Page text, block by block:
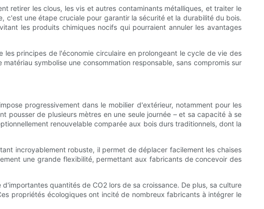
retirer les clous, les vis et autres contaminants métalliques, et traiter le
c'est une étape cruciale pour garantir la sécurité et la durabilité du bois.
les produits chimiques nocifs qui pourraient annuler les avantages
principes de l'économie circulaire en prolongeant le cycle de vie des
symbolise une consommation responsable, sans compromis sur
progressivement dans le mobilier d'extérieur, notamment pour les
pousser de plusieurs mètres en une seule journée – et sa capacité à se
renouvelable comparée aux bois durs traditionnels, dont la
incroyablement robuste, il permet de déplacer facilement les chaises
une grande flexibilité, permettant aux fabricants de concevoir des
quantités de CO2 lors de sa croissance. De plus, sa culture
propriétés écologiques ont incité de nombreux fabricants à intégrer le